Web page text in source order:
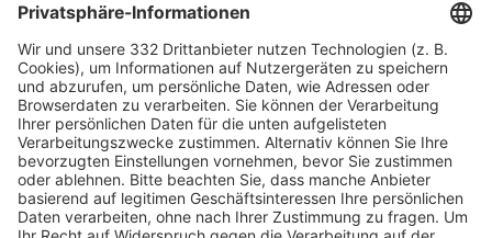
HÄUFIG BESUCHTE SEITEN
Pässe und Vereinswechsel
Trainerausbildung
Schulungsangebot Vereinsmitarbeiter
BFV-Geschäftsstellen
Trainerbörse